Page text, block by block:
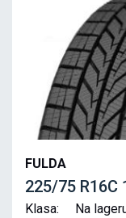
FULDA
225/75 R16C
Klasa: Na